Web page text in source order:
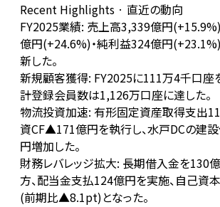
Recent Highlights · 直近の動向
FY2025業績: 売上高3,339億円
億円(+24.6%)・純利益324億円
新した。
新規顧客獲得: FY2025に111万4千口座
計登録会員数は1,126万口座に達した。
物流投資加速: 有形固定資産取得支出
資CF▲171億円を執行し、水戸DCの建
円増加した。
財務レバレッジ拡大: 長期借入金を130
方、配当金支払124億円を実施、自己資
(前期比▲8.1pt)となった。